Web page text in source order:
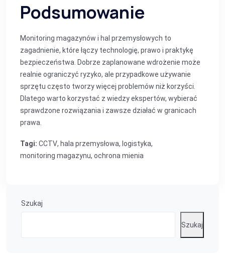
Podsumowanie
Monitoring magazynów i hal przemysłowych to
zagadnienie, które łączy technologię, prawo i praktykę
bezpieczeństwa. Dobrze zaplanowane wdrożenie może
realnie ograniczyć ryzyko, ale przypadkowe używanie
sprzętu często tworzy więcej problemów niż korzyści.
Dlatego warto korzystać z wiedzy ekspertów, wybierać
sprawdzone rozwiązania i zawsze działać w granicach
prawa.
Tagi: CCTV, hala przemysłowa, logistyka,
monitoring magazynu, ochrona mienia
Szukaj
Szukaj